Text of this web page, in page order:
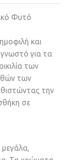
Φυτό
και
για τα
των
των
την
σε
μεγάλα,